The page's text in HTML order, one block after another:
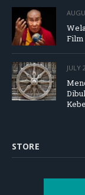
Film
JULY
STORE